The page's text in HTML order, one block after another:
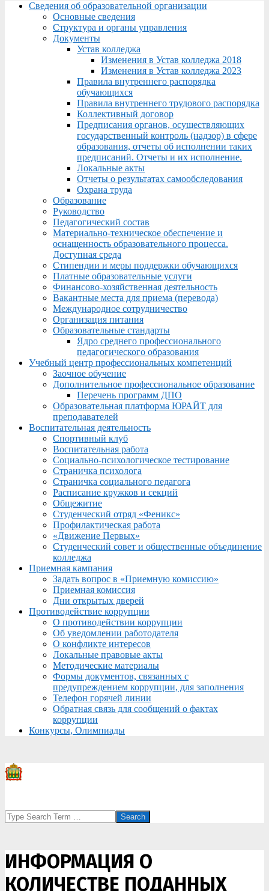
Menu
Сведения об образовательной организации
Основные сведения
Структура и органы управления
Документы
Устав колледжа
Изменения в Устав колледжа 2018
Изменения в Устав колледжа 2023
Правила внутреннего распорядка
обучающихся
Правила внутреннего трудового распорядка
Коллективный договор
Предписания органов, осуществляющих
государственный контроль (надзор) в сфере
образования, отчеты об исполнении таких
предписаний. Отчеты и их исполнение.
Локальные акты
Отчеты о результатах самообследования
Охрана труда
Образование
Руководство
Педагогический состав
Материально-техническое обеспечение и
оснащенность образовательного процесса.
Доступная среда
Стипендии и меры поддержки обучающихся
Платные образовательные услуги
Финансово-хозяйственная деятельность
Вакантные места для приема (перевода)
Международное сотрудничество
Организация питания
Образовательные стандарты
Ядро среднего профессионального
педагогического образования
Учебный центр профессиональных компетенций
Заочное обучение
Дополнительное профессиональное образование
Перечень программ ДПО
Образовательная платформа ЮРАЙТ для
преподавателей
Воспитательная деятельность
Спортивный клуб
Воспитательная работа
Социально-психологическое тестирование
Страничка психолога
Страничка социального педагога
Расписание кружков и секций
Общежитие
Студенческий отряд «Феникс»
Профилактическая работа
«Движение Первых»
Студенческий совет и общественные объединение
колледжа
Приемная кампания
Задать вопрос в «Приемную комиссию»
Приемная комиссия
Дни открытых дверей
Противодействие коррупции
О противодействии коррупции
Об уведомлении работодателя
О конфликте интересов
Локальные правовые акты
Методические материалы
Формы документов, связанных с
предупреждением коррупции, для заполнения
Телефон горячей линии
Обратная связь для сообщений о фактах
коррупции
Конкурсы, Олимпиады
Search
ИНФОРМАЦИЯ О
КОЛИЧЕСТВЕ ПОДАННЫХ